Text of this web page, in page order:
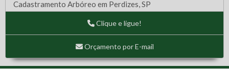
Cadastramento Arbóreo em Perdizes, SP
Cadastramento Arbóreo em São Bernardo do Campo - SP
Cadastramento Arbóreo em SBC, SP
Cadastramento Arbóreo em terreno de Osasco, SP
Cadastramento Arbóreo na Vila Sonia - SP
Clique e ligue!
Orçamento por E-mail